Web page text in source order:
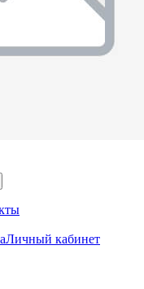
Личный кабинет